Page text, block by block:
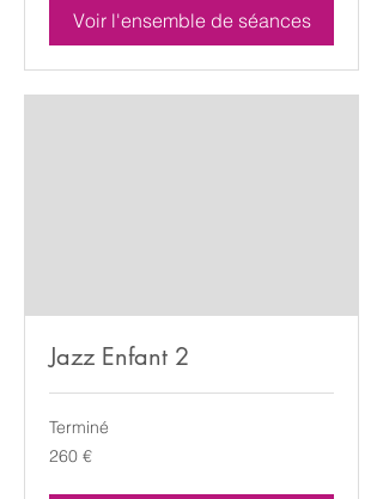
Voir l'ensemble de séances
Jazz Enfant 2
Terminé
260
euros
260 €